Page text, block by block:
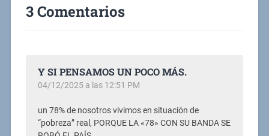
3 Comentarios
Y SI PENSAMOS UN POCO MÁS.
04/12/2025 a las 12:51 PM
un 78% de nosotros vivimos en situación de
“pobreza” real, PORQUE LA «78» CON SU BANDA SE